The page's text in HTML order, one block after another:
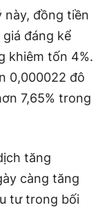
này, đồng tiền
đáng kể
khiêm tốn 4%.
0,000022 đô
7,65% trong
tăng
càng tăng
tư trong bối